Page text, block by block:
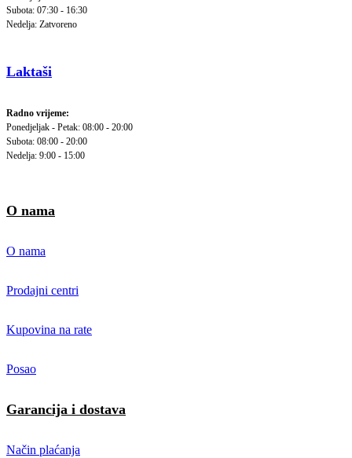
Subota: 07:30 - 16:30
Nedelja: Zatvoreno
Laktaši
Radno vrijeme:
Ponedjeljak - Petak: 08:00 - 20:00
Subota: 08:00 - 20:00
Nedelja: 9:00 - 15:00
O nama
O nama
Prodajni centri
Kupovina na rate
Posao
Garancija i dostava
Način plaćanja